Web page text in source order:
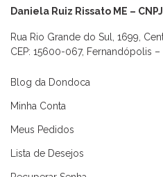
Daniela Ruiz Rissato ME –
Rua Rio Grande do Sul, 1699,
CEP: 15600-067, Fernandópolis –
Blog da Dondoca
Minha Conta
Meus Pedidos
Lista de Desejos